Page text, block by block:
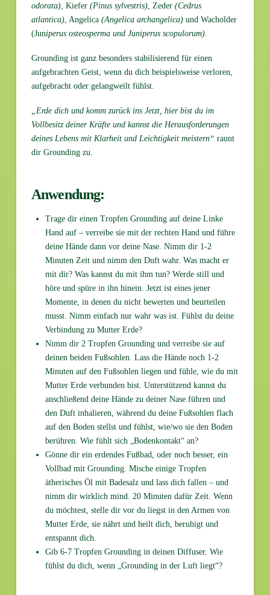
odorata), Kiefer (Pinus sylvestris), Zeder (Cedrus
atlantica), Angelica (Angelica archangelica)und Wacholder
(Juniperus osteosperma und Juniperus scopulorum).
Grounding ist ganz besonders stabilisierend für einen
aufgebrachten Geist, wenn du dich beispielsweise verloren,
aufgebracht oder gelangweilt fühlst.
„Erde dich und komm zurück ins Jetzt, hier bist du im
Vollbesitz deiner Kräfte und kannst die Herausforderungen
deines Lebens mit Klarheit und Leichtigkeit meistern“ raunt
dir Grounding zu.
Anwendung:
Trage dir einen Tropfen Grounding auf deine Linke
Hand auf – verreibe sie mit der rechten Hand und führe
deine Hände dann vor deine Nase. Nimm dir 1-2
Minuten Zeit und nimm den Duft wahr. Was macht er
mit dir? Was kannst du mit ihm tun? Werde still und
höre und spüre in ihn hinein. Jetzt ist eines jener
Momente, in denen du nicht bewerten und beurteilen
musst. Nimm einfach nur wahr was ist. Fühlst du deine
Verbindung zu Mutter Erde?
Nimm dir 2 Tropfen Grounding und verreibe sie auf
deinen beiden Fußsohlen. Lass die Hände noch 1-2
Minuten auf den Fußsohlen liegen und fühle, wie du mit
Mutter Erde verbunden bist. Unterstützend kannst du
anschließend deine Hände zu deiner Nase führen und
den Duft inhalieren, während du deine Fußsohlen flach
auf den Boden stellst und fühlst, wie/wo sie den Boden
berühren. Wie fühlt sich „Bodenkontakt“ an?
Gönne dir ein erdendes Fußbad, oder noch besser, ein
Vollbad mit Grounding. Mische einige Tropfen
ätherisches Öl mit Badesalz und lass dich fallen – und
nimm dir wirklich mind. 20 Minuten dafür Zeit. Wenn
du möchtest, stelle dir vor du liegst in den Armen von
Mutter Erde, sie nährt und heilt dich, beruhigt und
entspannt dich.
Gib 6-7 Tropfen Grounding in deinen Diffuser. Wie
fühlst du dich, wenn „Grounding in der Luft liegt“?